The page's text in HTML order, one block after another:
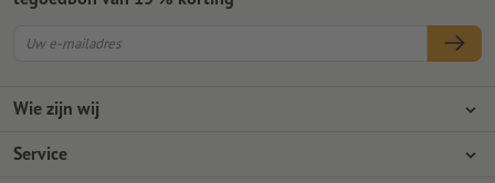
Wie zijn wij
Ondernemingen
Service